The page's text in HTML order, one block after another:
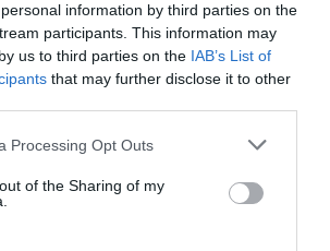
information by third parties on the
participants. This information may
us to third parties on the IAB’s List of
that may further disclose it to other
Processing Opt Outs
of the Sharing of my
GUIDOTTI